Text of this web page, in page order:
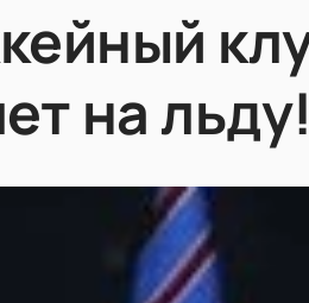
на льду!